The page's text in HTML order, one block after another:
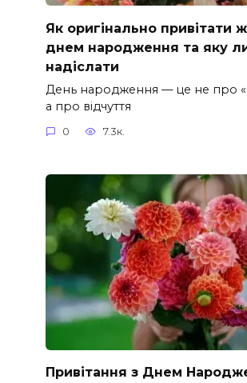
Як оригінально привітати
днем народження та яку
надіслати
День народження — це не про
а про відчуття
0 7.3к.
Привітання з Днем